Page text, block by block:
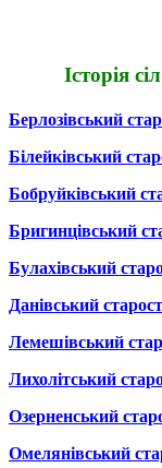
Історія
Берлозівський
Білейківський
Бобруйківський
Бригинцівський
Булахівський
Данівський
Лемешівський
Лихолітський
Озерненський
Омелянівський